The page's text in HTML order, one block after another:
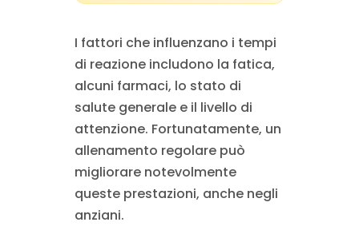
I fattori che influenzano i tempi
di reazione includono la fatica,
alcuni farmaci, lo stato di
salute generale e il livello di
attenzione. Fortunatamente, un
allenamento regolare può
migliorare notevolmente
queste prestazioni, anche negli
anziani.